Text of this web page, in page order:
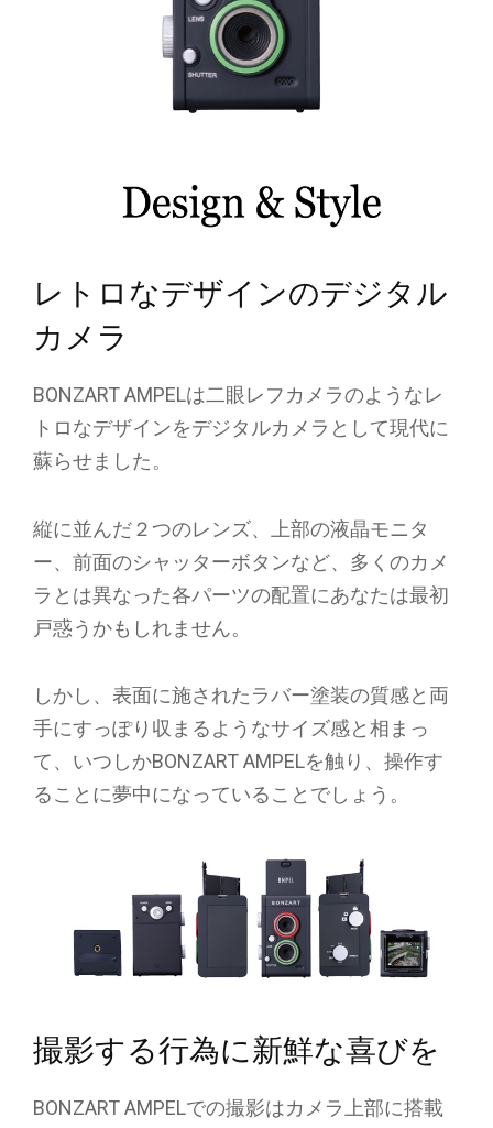
レトロなデザインのデジタル
カメラ
BONZART AMPELは二眼レフカメラのようなレ
トロなデザインをデジタルカメラとして現代に
蘇らせました。
縦に並んだ２つのレンズ、上部の液晶モニタ
ー、前面のシャッターボタンなど、多くのカメ
ラとは異なった各パーツの配置にあなたは最初
戸惑うかもしれません。
しかし、表面に施されたラバー塗装の質感と両
手にすっぽり収まるようなサイズ感と相まっ
て、いつしかBONZART AMPELを触り、操作す
ることに夢中になっていることでしょう。
撮影する行為に新鮮な喜びを
BONZART AMPELでの撮影はカメラ上部に搭載